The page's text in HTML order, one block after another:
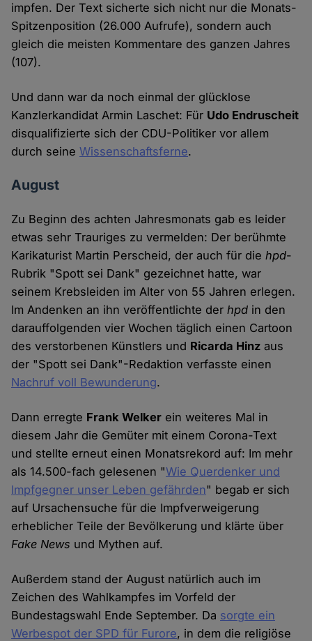
impfen. Der Text sicherte sich nicht nur die Monats-
Spitzenposition (26.000 Aufrufe), sondern auch
gleich die meisten Kommentare des ganzen Jahres
(107).
Und dann war da noch einmal der glücklose
Kanzlerkandidat Armin Laschet: Für Udo Endruscheit
disqualifizierte sich der CDU-Politiker vor allem
durch seineWissenschaftsferne.
August
Zu Beginn des achten Jahresmonats gab es leider
etwas sehr Trauriges zu vermelden: Der berühmte
Karikaturist Martin Perscheid, der auch für diehpd-
Rubrik "Spott sei Dank" gezeichnet hatte, war
seinem Krebsleiden im Alter von 55 Jahren erlegen.
Im Andenken an ihn veröffentlichte derhpd in den
darauffolgenden vier Wochen täglich einen Cartoon
des verstorbenen Künstlers und Ricarda Hinz aus
der "Spott sei Dank"-Redaktion verfasste einen
Nachruf voll Bewunderung.
Dann erregte Frank Welker ein weiteres Mal in
diesem Jahr die Gemüter mit einem Corona-Text
und stellte erneut einen Monatsrekord auf: Im mehr
als 14.500-fach gelesenen "Wie Querdenker und
Impfgegner unser Leben gefährden" begab er sich
auf Ursachensuche für die Impfverweigerung
erheblicher Teile der Bevölkerung und klärte über
Fake News und Mythen auf.
Außerdem stand der August natürlich auch im
Zeichen des Wahlkampfes im Vorfeld der
Bundestagswahl Ende September. Da sorgte ein
Werbespot der SPD für Furore, in dem die religiöse